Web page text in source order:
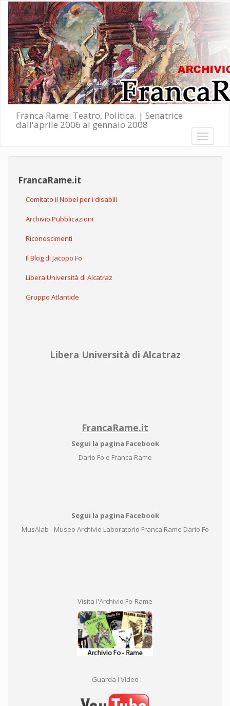
Salta al contenuto principale
Franca Rame: Teatro, Politica. | Senatrice
dall'aprile 2006 al gennaio 2008
Toggle
FrancaRame.it
Comitato il Nobel per i disabili
Archivio Pubblicazioni
Riconoscimenti
Il Blog di Jacopo Fo
Libera Università di Alcatraz
Gruppo Atlantide
Libera Università di Alcatraz
FrancaRame.it
Segui la pagina Facebook
Dario Fo e Franca Rame
Segui la pagina Facebook
MusAlab - Museo Archivio Laboratorio Franca Rame Dario Fo
Visita l'Archivio Fo-Rame
Guarda i Video